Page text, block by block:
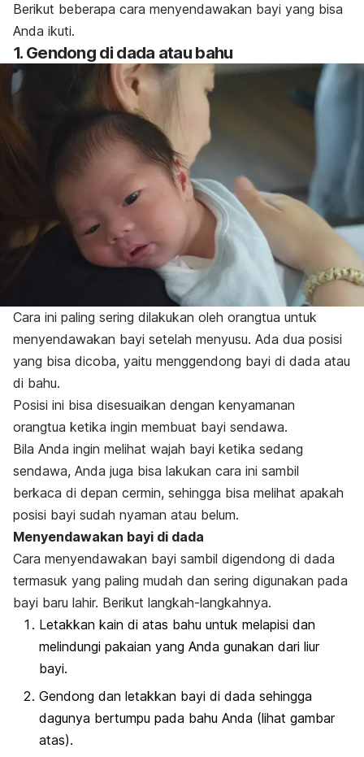
Berikut beberapa cara menyendawakan bayi yang bisa
Anda ikuti.
1. Gendong di dada atau bahu
Cara ini paling sering dilakukan oleh orangtua untuk
menyendawakan bayi setelah menyusu. Ada dua posisi
yang bisa dicoba, yaitu menggendong bayi di dada atau
di bahu.
Posisi ini bisa disesuaikan dengan kenyamanan
orangtua ketika ingin membuat bayi sendawa.
Bila Anda ingin melihat wajah bayi ketika sedang
sendawa, Anda juga bisa lakukan cara ini sambil
berkaca di depan cermin, sehingga bisa melihat apakah
posisi bayi sudah nyaman atau belum.
Menyendawakan bayi di dada
Cara menyendawakan bayi sambil digendong di dada
termasuk yang paling mudah dan sering digunakan pada
bayi baru lahir. Berikut langkah-langkahnya.
Letakkan kain di atas bahu untuk melapisi dan
melindungi pakaian yang Anda gunakan dari liur
bayi.
Gendong dan letakkan bayi di dada sehingga
dagunya bertumpu pada bahu Anda (lihat gambar
atas).